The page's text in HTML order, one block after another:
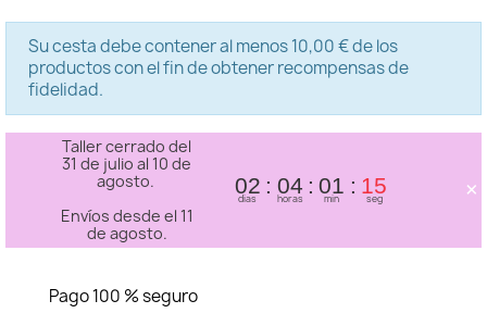
Su cesta debe contener al menos 10,00 € de los
productos con el fin de obtener recompensas de
fidelidad.
Taller cerrado del
31 de julio al 10 de
agosto.
Envíos desde el 11
de agosto.
02
dias
04
horas
01
min
14
seg ×
Pago 100 % seguro